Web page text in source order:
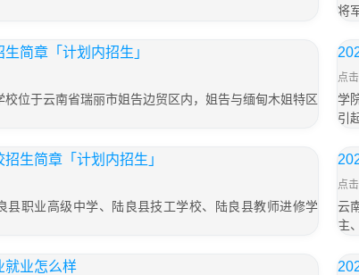
将
简章「计划内招生」
位于云南省瑞丽市姐告边贸区内，姐告与缅甸木姐特区
点
学
引
生简章「计划内招生」
县职业高级中学、陆良县技工学校、陆良县教师进修学
点
云
主
就业怎么样